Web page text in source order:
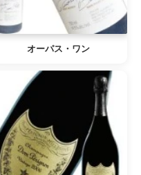
オーパス・ワン